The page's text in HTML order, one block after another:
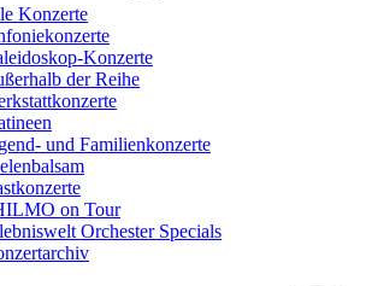
Konzerte
Konzerte
der Reihe
und Familienkonzerte
on Tour
Orchester Specials